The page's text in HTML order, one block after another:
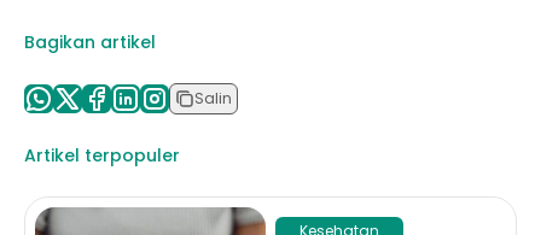
Bagikan artikel
Salin
Artikel terpopuler
Kesehatan